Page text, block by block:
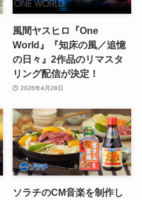
風間ヤスヒロ『One
World』『知床の風／追憶
の日々』2作品のリマスタ
リング配信が決定！
2026年4月28日
ソラチのCM音楽を制作し